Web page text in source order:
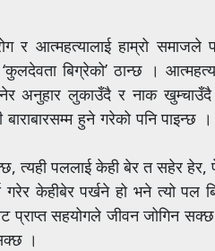
र आत्महत्यालाई हाम्रो
‘कुलदेवता बिग्रेको’ ठान्छ ।
अनुहार लुकाउँदै र नाक
हुने गरेको पनि पाइन्छ
त्यही पललाई केही बेर त सहेर
केहीबेर पर्खने हो भने त्यो पल
प्राप्त सहयोगले जीवन जोगिन
।